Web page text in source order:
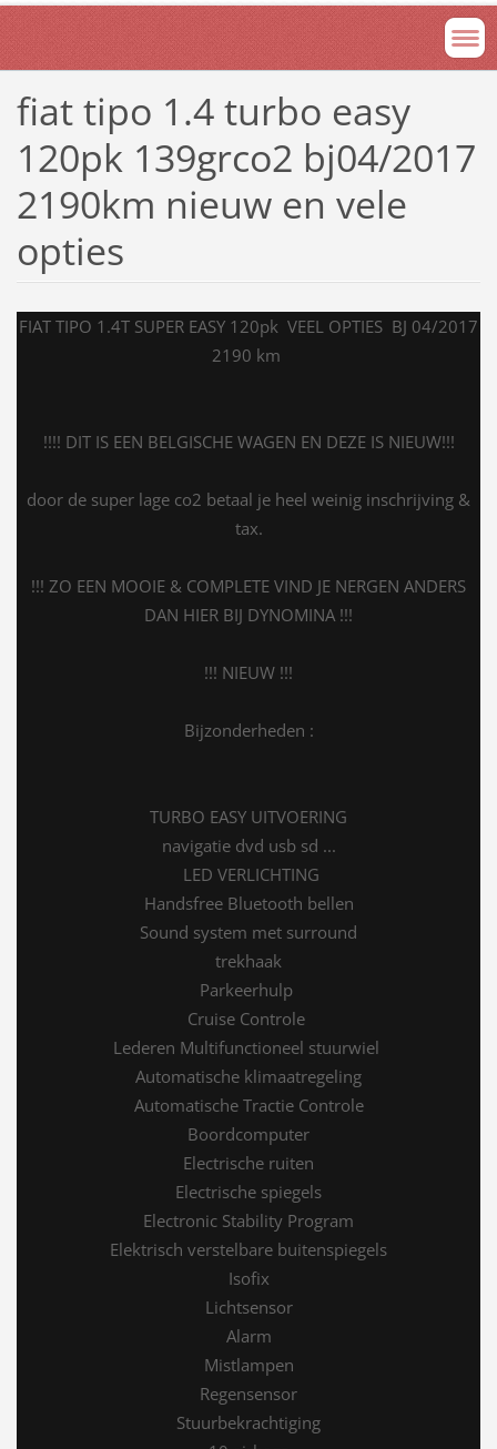
fiat tipo 1.4 turbo easy
120pk 139grco2 bj04/2017
2190km nieuw en vele
opties
FIAT TIPO 1.4T SUPER EASY 120pk VEEL OPTIES BJ 04/2017
2190 km
!!!! DIT IS EEN BELGISCHE WAGEN EN DEZE IS NIEUW!!!
door de super lage co2 betaal je heel weinig inschrijving &
tax.
!!! ZO EEN MOOIE & COMPLETE VIND JE NERGEN ANDERS
DAN HIER BIJ DYNOMINA !!!
!!! NIEUW !!!
Bijzonderheden :
TURBO EASY UITVOERING
navigatie dvd usb sd ...
LED VERLICHTING
Handsfree Bluetooth bellen
Sound system met surround
trekhaak
Parkeerhulp
Cruise Controle
Lederen Multifunctioneel stuurwiel
Automatische klimaatregeling
Automatische Tractie Controle
Boordcomputer
Electrische ruiten
Electrische spiegels
Electronic Stability Program
Elektrisch verstelbare buitenspiegels
Isofix
Lichtsensor
Alarm
Mistlampen
Regensensor
Stuurbekrachtiging